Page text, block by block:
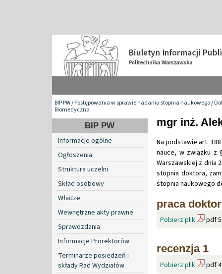
BIP PW/Postępowania w sprawie nadania stopnia naukowego/
Biomedyczna
BIP PW
Informacje ogólne
Ogłoszenia
Struktura uczelni
Skład osobowy
Władze
Wewnętrzne akty prawne
Sprawozdania
Informacje Prorektorów
Terminarze posiedzeń i
składy Rad Wydziałów
mgr inż.
Na podstawie art.
nauce, w związku z
Warszawskiej z dnia
stopnia doktora,
stopnia naukowego
praca
Pobierz plik pdf
recenzja 1
Pobierz plik pdf